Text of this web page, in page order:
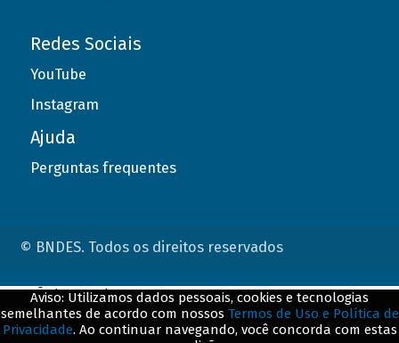
Redes Sociais
YouTube
Instagram
Ajuda
Perguntas frequentes
© BNDES. Todos os direitos reservados
Aviso: Utilizamos dados pessoais, cookies e tecnologias
semelhantes de acordo com nossos Termos de Uso e Política de
Privacidade. Ao continuar navegando, você concorda com estas
ConteÃºdo complementar
${title}${badge}